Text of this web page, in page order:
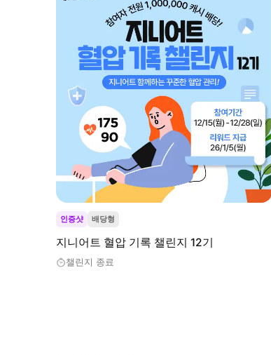
인증샷 배당형
지니어트 혈압 기록 챌린지 12기
챌린지 종료